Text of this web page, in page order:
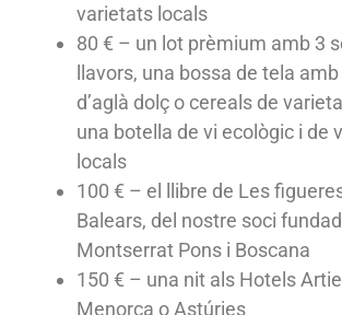
varietats locals
80 € – un lot prèmium amb 3
llavors, una bossa de tela
d’aglà dolç o cereals de
una botella de vi ecològic i de
locals
100 € – el llibre de Les
Balears, del nostre soci
Montserrat Pons i Boscana
150 € – una nit als Hotels
Menorca o Astúries